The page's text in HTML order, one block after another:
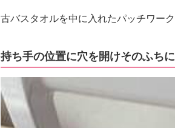
古バスタオルを中に入れたパッチワー
持ち手の位置に穴を開けそのふち